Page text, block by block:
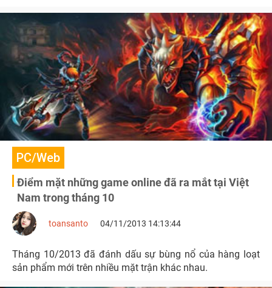
PC/Web
Điểm mặt những game online đã ra mắt tại Việt
Nam trong tháng 10
toansanto 04/11/2013 14:13:44
Tháng 10/2013 đã đánh dấu sự bùng nổ của hàng loạt
sản phẩm mới trên nhiều mặt trận khác nhau.